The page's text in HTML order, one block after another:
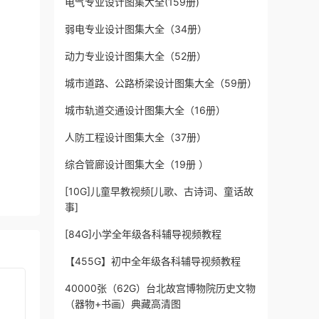
弱电专业设计图集大全（34册）
动力专业设计图集大全（52册）
城市道路、公路桥梁设计图集大全（59册）
城市轨道交通设计图集大全（16册）
人防工程设计图集大全（37册）
综合管廊设计图集大全（19册 ）
[10G]儿童早教视频[儿歌、古诗词、童话故
事]
[84G]小学全年级各科辅导视频教程
【455G】初中全年级各科辅导视频教程
40000张（62G）台北故宫博物院历史文物
（器物+书画）典藏高清图